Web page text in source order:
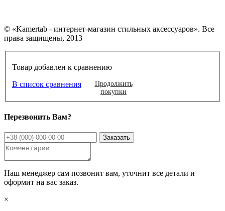
© «Kamertab - интернет-магазин стильных аксессуаров». Все
права защищены, 2013
Товар добавлен к сравнению
В список сравнения
Продолжить
покупки
Перезвонить Вам?
Наш менеджер сам позвонит вам, уточнит все детали и
оформит на вас заказ.
×